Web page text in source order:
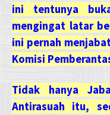
ini tentunya
mengingat latar
ini pernah
Komisi
Tidak hanya
Antirasuah itu,